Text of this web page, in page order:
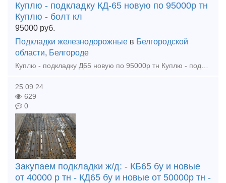
Куплю - подкладку КД-65 новую по 95000р тн
Куплю - болт кл
95000 руб.
Подкладки железнодорожные в Белгородской
области, Белгороде
Куплю - подкладку Д65 новую по 95000р тн Куплю - подкладку КД-65 новую по 95000р тн Куплю - болт клеммный м22х75 в сборе новый по 68000р тн Куплю - рельсы р65 12, 5м 1гр износа от 38000р тн Куплю
25.09.24
629
0
Закупаем подкладки ж/д: - КБ65 бу и новые
от 40000 р тн - КД65 бу и новые от 50000р тн -